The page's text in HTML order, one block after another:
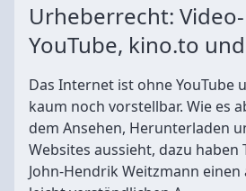
Urheberrecht:
YouTube, kino.to
Das Internet ist ohne YouTube
kaum noch vorstellbar. Wie es
dem Ansehen, Herunterladen
Websites aussieht, dazu haben
John-Hendrik Weitzmann